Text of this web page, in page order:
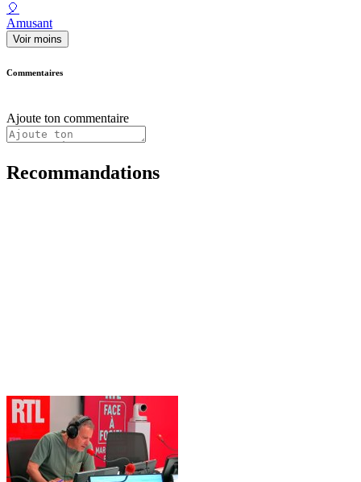
🎈
Amusant
Voir moins
Commentaires
Ajoute ton commentaire
Recommandations